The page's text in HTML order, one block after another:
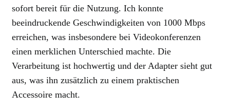
sofort bereit für die Nutzung. Ich konnte
beeindruckende Geschwindigkeiten von 1000 Mbps
erreichen, was insbesondere bei Videokonferenzen
einen merklichen Unterschied machte. Die
Verarbeitung ist hochwertig und der Adapter sieht gut
aus, was ihn zusätzlich zu einem praktischen
Accessoire macht.